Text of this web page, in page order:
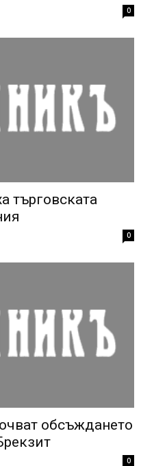
0
търговската
0
обсъждането
0